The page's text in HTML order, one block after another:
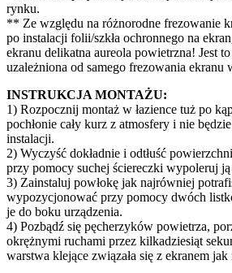
rynku.
** Ze względu na różnorodne frezowanie
po instalacji folii/szkła ochronnego na
ekranu delikatna aureola powietrzna! Jest
uzależniona od samego frezowania ekranu
INSTRUKCJA MONTAŻU:
1) Rozpocznij montaż w łazience tuż po
pochłonie cały kurz z atmosfery i nie
instalacji.
2) Wyczyść dokładnie i odtłuść
przy pomocy suchej ściereczki wypoleruj ją
3) Zainstaluj powłokę jak najrówniej
wypozycjonować przy pomocy dwóch
je do boku urządzenia.
4) Pozbądź się pęcherzyków powietrza,
okrężnymi ruchami przez kilkadziesiąt
warstwa klejące związała się z ekranem